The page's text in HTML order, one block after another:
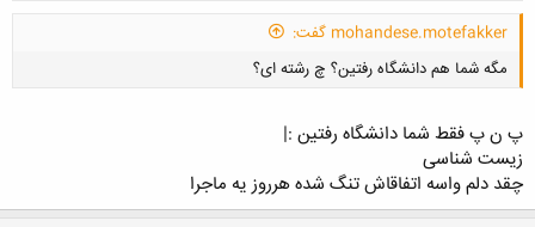
mohandese.motefakker گفت:
مگه شما هم دانشگاه رفتین؟ چ رشته ای؟
پ ن پ فقط شما دانشگاه رفتین :|
زیست شناسی
چقد دلم واسه اتفاقاش تنگ شده هرروز یه ماجرا